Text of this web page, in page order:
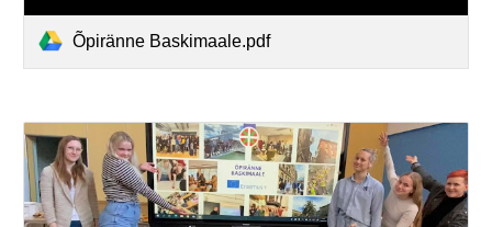
Õpiränne Baskimaale.pdf